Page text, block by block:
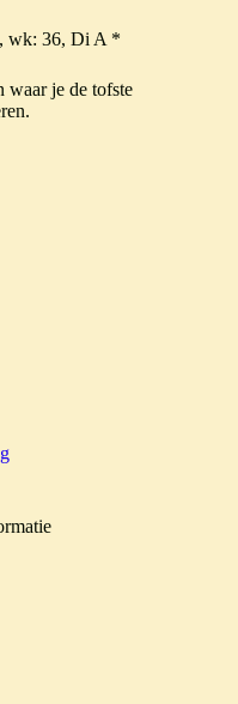
wk: 36, Di A *
waar je de tofste